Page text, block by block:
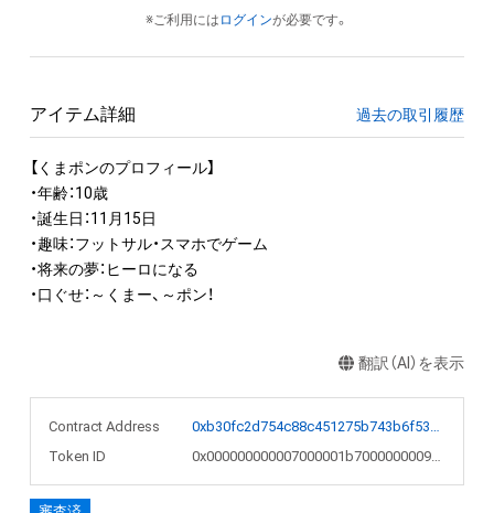
※ご利用には ログインが必要です。
アイテム詳細 過去の取引履歴
【くまポンのプロフィール】
・年齢：10歳
・誕生日：11月15日
・趣味：フットサル・スマホでゲーム
・将来の夢：ヒーロになる
・口ぐせ：～くまー、～ポン！
翻訳（AI）を表示
Contract Address
0xb30fc2d754c88c451275b743b6f530f19f643683
Token ID
0x000000000007000001b700000000994e